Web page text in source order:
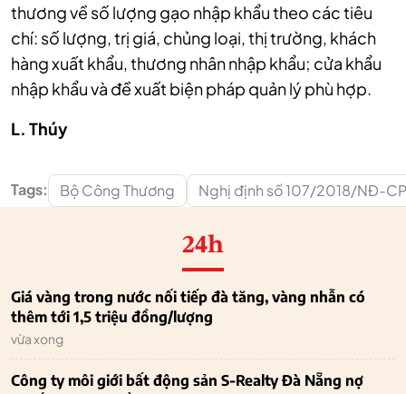
thương về số lượng gạo nhập khẩu theo các tiêu
chí: số lượng, trị giá, chủng loại, thị trường, khách
hàng xuất khẩu, thương nhân nhập khẩu; cửa khẩu
nhập khẩu và đề xuất biện pháp quản lý phù hợp.
L. Thúy
Tags: Bộ Công Thương Nghị định số 107/2018/NĐ-CP
24h
Giá vàng trong nước nối tiếp đà tăng, vàng nhẫn có
thêm tới 1,5 triệu đồng/lượng
vừa xong
Công ty môi giới bất động sản S-Realty Đà Nẵng nợ